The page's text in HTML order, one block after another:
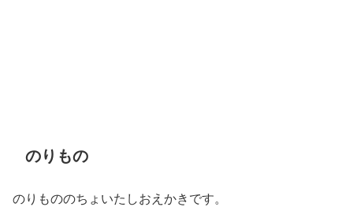
のりもの
のりもののちょいたしおえかきです。